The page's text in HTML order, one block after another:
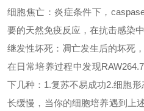
细胞焦亡：炎症条件下，
要的天然免疫反应，在抗击感染
继发性坏死： 凋亡发生后的坏死
在日常培养过程中发现
下几种：1.复苏不易成功2.细胞
长缓慢，当你的细胞培养遇到上